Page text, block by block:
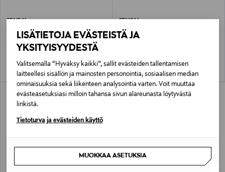
LISÄTIETOJA EVÄSTEISTÄ JA
YKSITYISYYDESTÄ
Valitsemalla “Hyväksy kaikki”, sallit evästeiden tallentamisen
laitteellesi sisällön ja mainosten personointia, sosiaalisen median
ominaisuuksia sekä liikenteen analysointia varten. Voit muuttaa
evästeasetuksiasi milloin tahansa sivun alareunasta löytyvästä
linkistä.
Tietoturva ja evästeiden käyttö
MUOKKAA ASETUKSIA
SENSAI
Sensai Cellular Performance Mask -
voidenaamio 100 ml
Original Price
106,00 €
SENSAI
Silky Purifying Silk Peeling Powder -
entsymaattinen kasvokuorinta 40 g